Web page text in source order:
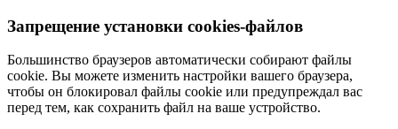
Запрещение установки cookies-файлов
Большинство браузеров автоматически собирают файлы
cookie. Вы можете изменить настройки вашего браузера,
чтобы он блокировал файлы cookie или предупреждал вас
перед тем, как сохранить файл на ваше устройство.